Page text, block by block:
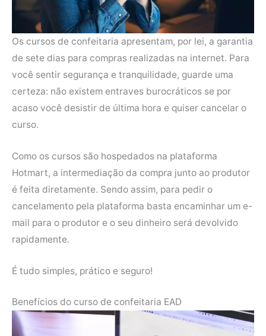
Os cursos de confeitaria apresentam, por lei, a garantia
de sete dias para compras realizadas na internet. Para
você sentir segurança e tranquilidade, guarde uma
certeza: não existem entraves burocráticos se por
acaso você desistir de última hora e quiser cancelar o
curso.
Como os cursos são hospedados na plataforma
Hotmart, a intermediação da compra junto ao produtor
é feita diretamente. Sendo assim, para pedir o
cancelamento pela plataforma basta encaminhar um e-
mail para o produtor e o seu dinheiro será devolvido
rapidamente.
É tudo simples, prático e seguro!
Benefícios do curso de confeitaria EAD